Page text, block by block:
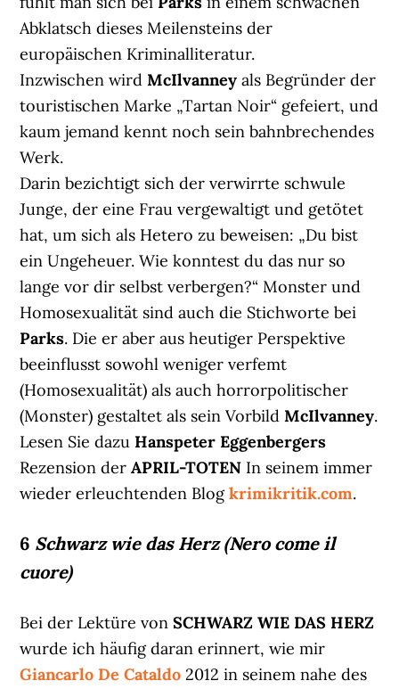
Abklatsch dieses Meilensteins der
europäischen Kriminalliteratur.
Inzwischen wirdMcIlvanney als Begründer der
touristischen Marke „Tartan Noir“ gefeiert, und
kaum jemand kennt noch sein bahnbrechendes
Werk.
Darin bezichtigt sich der verwirrte schwule
Junge, der eine Frau vergewaltigt und getötet
hat, um sich als Hetero zu beweisen: „Du bist
ein Ungeheuer. Wie konntest du das nur so
lange vor dir selbst verbergen?“ Monster und
Homosexualität sind auch die Stichworte bei
Parks. Die er aber aus heutiger Perspektive
beeinflusst sowohl weniger verfemt
(Homosexualität) als auch horrorpolitischer
(Monster) gestaltet als sein VorbildMcIlvanney.
Lesen Sie dazuHanspeter Eggenbergers
Rezension derAPRIL-TOTEN In seinem immer
wieder erleuchtenden Blogkrimikritik.com.
6 Schwarz wie das Herz (Nero come il
cuore)
Bei der Lektüre vonSCHWARZ WIE DAS HERZ
wurde ich häufig daran erinnert, wie mir
Giancarlo De Cataldo 2012 in seinem nahe des